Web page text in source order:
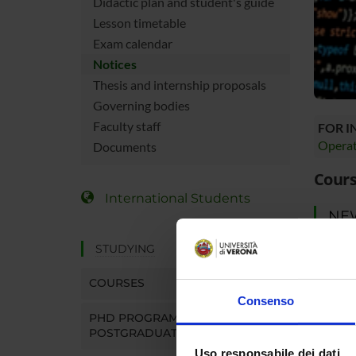
Consenso
Uso responsabile dei dati
Lesson timetable
Exam calendar
Notices
Thesis and internship proposals
Governing bodies
Faculty staff
Documents
International Students
STUDYING
COURSES
PHD PROGRAMMES AND
POSTGRADUATE TRAINING
FOR
There
your
You